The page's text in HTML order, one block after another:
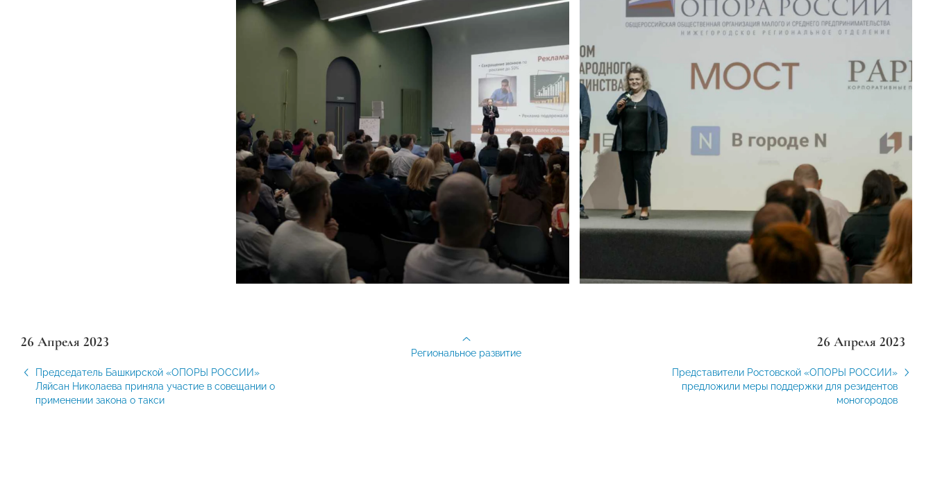
26 Апреля 2023
Председатель Башкирской «ОПОРЫ РОССИИ»
Ляйсан Николаева приняла участие в совещании о
применении закона о такси
26 Апреля 2023
Представители Ростовской «ОПОРЫ РОССИИ»
предложили меры поддержки для резидентов
моногородов
Региональное развитие